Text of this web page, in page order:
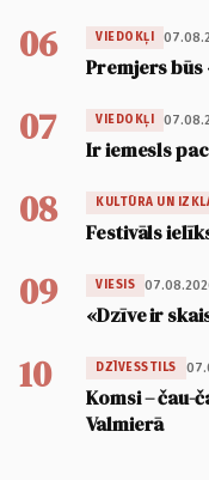
06 VIEDOKĻI
Premjers būs
07 VIEDOKĻI
Ir iemesls
08 KULTŪRA UN
Festivāls
09 VIESIS
«Dzīve ir
10 DZĪVESSTILS
Komsi – čau-
Valmierā